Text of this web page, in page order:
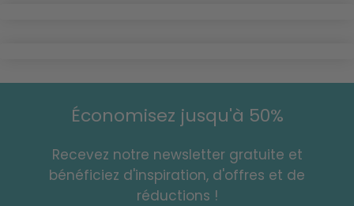
Économisez jusqu'à 50%
Recevez notre newsletter gratuite et
bénéficiez d'inspiration, d'offres et de
réductions !